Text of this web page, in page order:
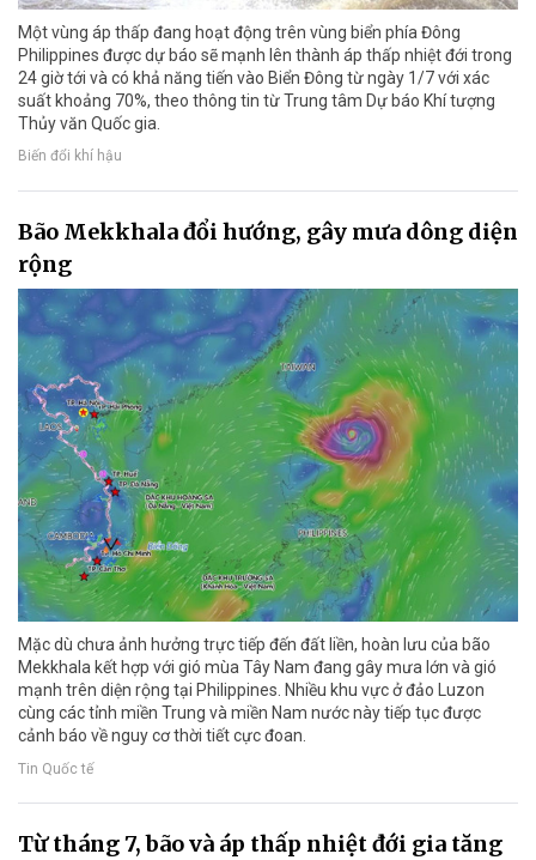
Một vùng áp thấp đang hoạt động trên vùng biển phía Đông
Philippines được dự báo sẽ mạnh lên thành áp thấp nhiệt đới trong
24 giờ tới và có khả năng tiến vào Biển Đông từ ngày 1/7 với xác
suất khoảng 70%, theo thông tin từ Trung tâm Dự báo Khí tượng
Thủy văn Quốc gia.
Biến đổi khí hậu
Bão Mekkhala đổi hướng, gây mưa dông diện
rộng
Mặc dù chưa ảnh hưởng trực tiếp đến đất liền, hoàn lưu của bão
Mekkhala kết hợp với gió mùa Tây Nam đang gây mưa lớn và gió
mạnh trên diện rộng tại Philippines. Nhiều khu vực ở đảo Luzon
cùng các tỉnh miền Trung và miền Nam nước này tiếp tục được
cảnh báo về nguy cơ thời tiết cực đoan.
Tin Quốc tế
Từ tháng 7, bão và áp thấp nhiệt đới gia tăng